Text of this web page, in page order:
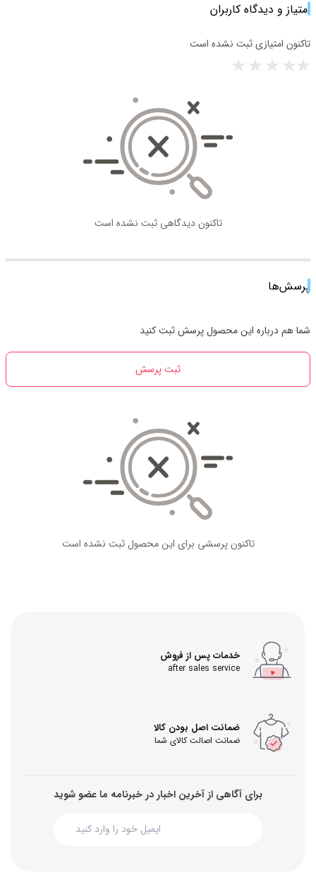
امتیاز و دیدگاه کاربران
تاکنون امتیازی ثبت نشده است
تاکنون دیدگاهی ثبت نشده است
پرسش‌ها
شما هم درباره این محصول پرسش ثبت کنید
ثبت پرسش
تاکنون پرسشی برای این محصول ثبت نشده است
خدمات پس از فروش
after sales service
ضمانت اصل بودن کالا
ضمانت اصالت کالای شما
برای آگاهی از آخرین اخبار در خبرنامه ما عضو شوید